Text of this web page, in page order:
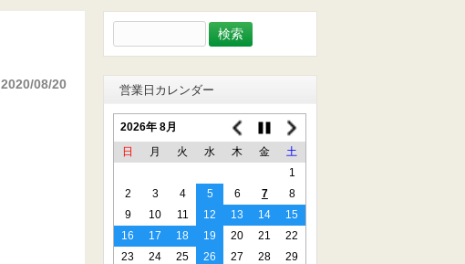
2020/08/20
索:
営業日カレンダー
2026年 8月
日
月 火 水 木 金
土
1
2
3 4 5 6 7
8
9
10 11 12 13 14
15
16
17 18 19 20 21
22
23
24 25 26 27 28
29